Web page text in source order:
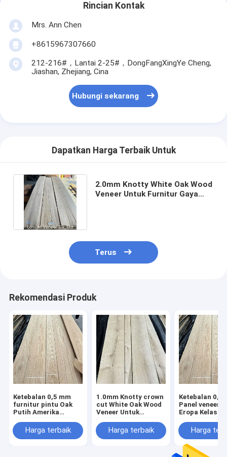
Rincian Kontak
Mrs. Ann Chen
+8615967307660
212-216#，Lantai 2-25#，DongFangXingYe Cheng,
Jiashan, Zhejiang, Cina
Hubungi sekarang
Dapatkan Harga Terbaik Untuk
2.0mm Knotty White Oak Wood
Veneer Untuk Furnitur Gaya
Terus
Rekomendasi Produk
Ketebalan 0,5 mm
furnitur pintu Oak
Putih Amerika
Harga terbaik
1.0mm Knotty crown
cut White Oak Wood
Veneer Untuk
pedesaan
Harga terbaik
Ketebalan
Panel veneer
Eropa Kelas A
Harga